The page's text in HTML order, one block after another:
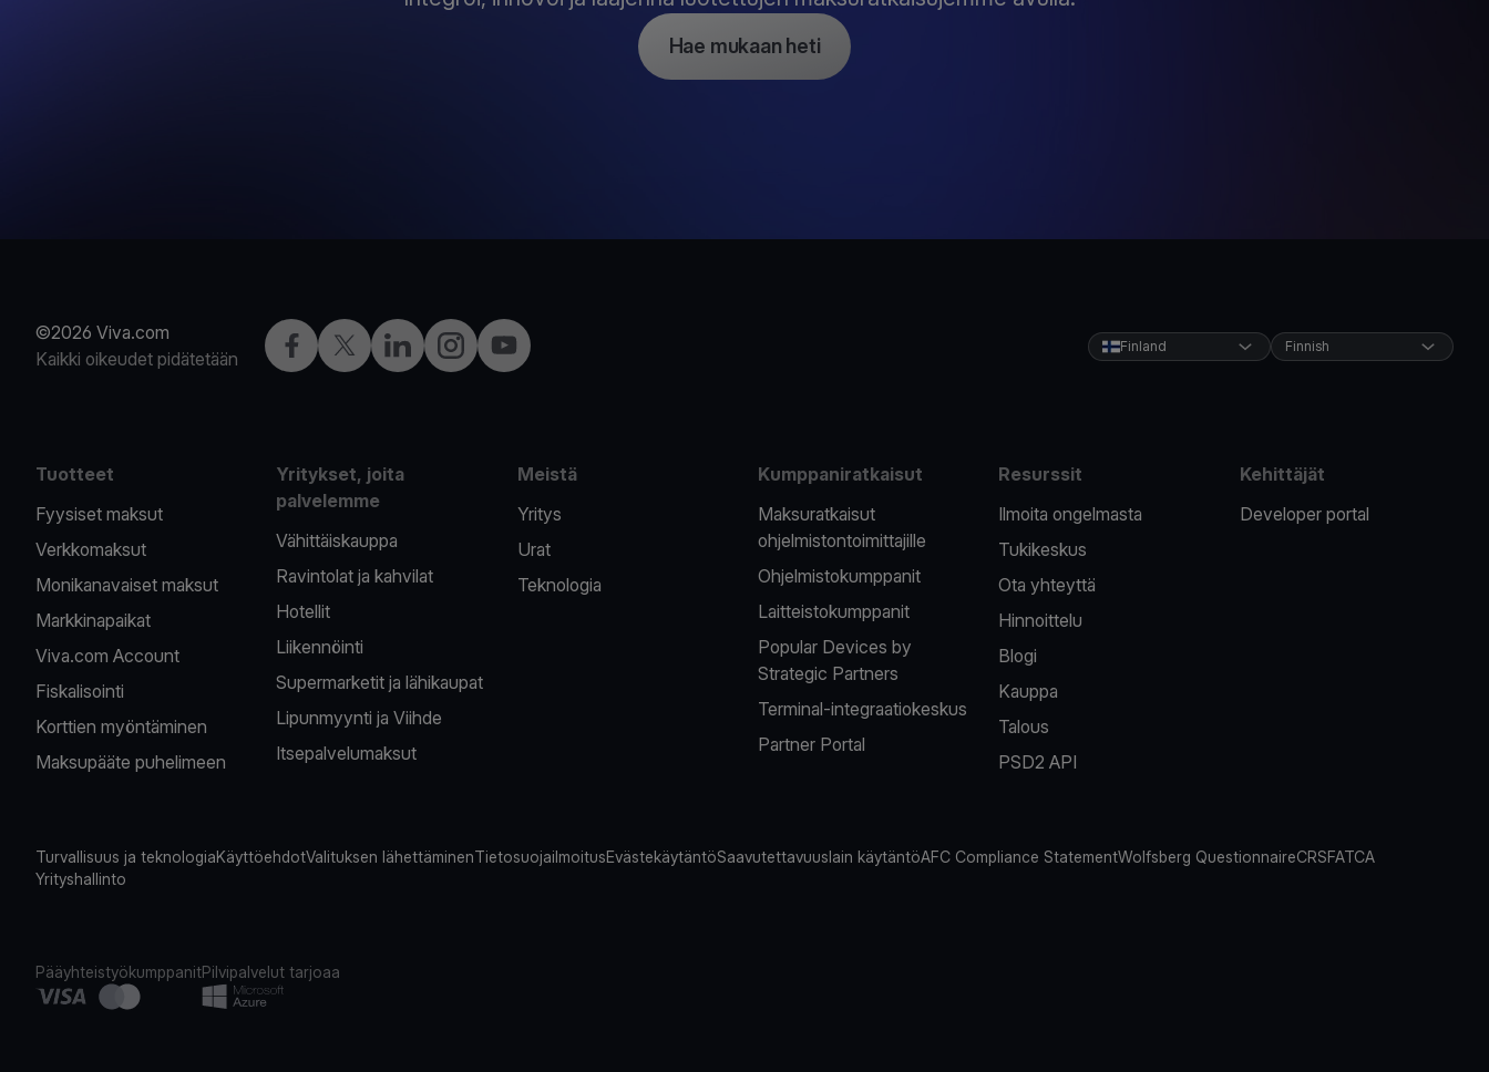
Hae mukaan heti
©2026 Viva.com
Kaikki oikeudet pidätetään
Facebook
X LinkedInInstagramYouTube Finland Finnish
Tuotteet
Fyysiset maksut
Verkkomaksut
Monikanavaiset maksut
Markkinapaikat
Viva.com Account
Fiskalisointi
Korttien myöntäminen
Maksupääte puhelimeen
Yritykset, joita
palvelemme
Vähittäiskauppa
Ravintolat ja kahvilat
Hotellit
Liikennöinti
Supermarketit ja lähikaupat
Lipunmyynti ja Viihde
Itsepalvelumaksut
Meistä
Yritys
Urat
Teknologia
Kumppaniratkaisut
Maksuratkaisut
ohjelmistontoimittajille
Ohjelmistokumppanit
Laitteistokumppanit
Popular Devices by
Strategic Partners
Terminal-integraatiokeskus
Partner Portal
Resurssit
Ilmoita ongelmasta
Tukikeskus
Ota yhteyttä
Hinnoittelu
Blogi
Kauppa
Talous
PSD2 API
Kehittäjät
Developer portal
Turvallisuus ja teknologiaKäyttöehdotValituksen lähettäminenTietosuojailmoitusEvästekäytäntöSaavutettavuuslain käytäntöAFC Compliance StatementWolfsberg QuestionnaireCRSFATCA
Yrityshallinto
PääyhteistyökumppanitPilvipalvelut tarjoaa